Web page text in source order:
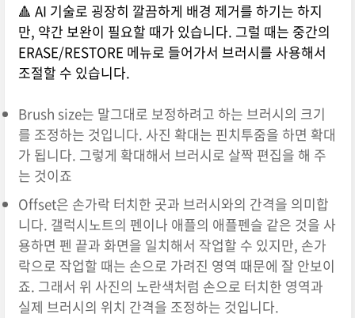
🔺 AI 기술로 굉장히 깔끔하게 배경 제거를 하기는 하지
만, 약간 보완이 필요할 때가 있습니다. 그럴 때는 중간의
ERASE/RESTORE 메뉴로 들어가서 브러시를 사용해서
조절할 수 있습니다.
Brush size는 말그대로 보정하려고 하는 브러시의 크기
를 조정하는 것입니다. 사진 확대는 핀치투줌을 하면 확대
가 됩니다. 그렇게 확대해서 브러시로 살짝 편집을 해 주
는 것이죠
Offset은 손가락 터치한 곳과 브러시와의 간격을 의미합
니다. 갤럭시노트의 펜이나 애플의 애플펜슬 같은 것을 사
용하면 펜 끝과 화면을 일치해서 작업할 수 있지만, 손가
락으로 작업할 때는 손으로 가려진 영역 때문에 잘 안보이
죠. 그래서 위 사진의 노란색처럼 손으로 터치한 영역과
실제 브러시의 위치 간격을 조정하는 것입니다.